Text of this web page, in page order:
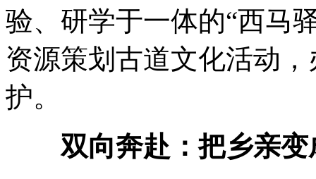
验、研学于一体的“西马
资源策划古道文化活动
护。
双向奔赴：把乡亲变